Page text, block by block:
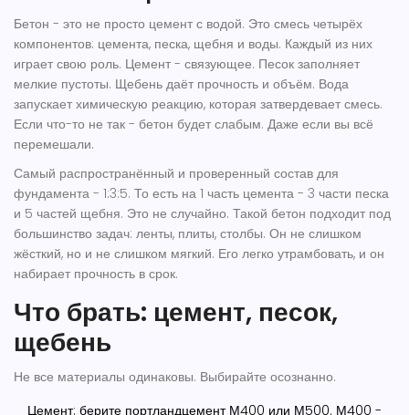
Бетон - это не просто цемент с водой. Это смесь четырёх
компонентов: цемента, песка, щебня и воды. Каждый из них
играет свою роль. Цемент - связующее. Песок заполняет
мелкие пустоты. Щебень даёт прочность и объём. Вода
запускает химическую реакцию, которая затвердевает смесь.
Если что-то не так - бетон будет слабым. Даже если вы всё
перемешали.
Самый распространённый и проверенный состав для
фундамента - 1:3:5. То есть на 1 часть цемента - 3 части песка
и 5 частей щебня. Это не случайно. Такой бетон подходит под
большинство задач: ленты, плиты, столбы. Он не слишком
жёсткий, но и не слишком мягкий. Его легко утрамбовать, и он
набирает прочность в срок.
Что брать: цемент, песок,
щебень
Не все материалы одинаковы. Выбирайте осознанно.
Цемент: берите портландцемент М400 или М500. М400 -